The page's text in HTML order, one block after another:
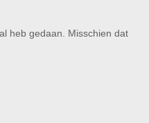
heb gedaan. Misschien dat